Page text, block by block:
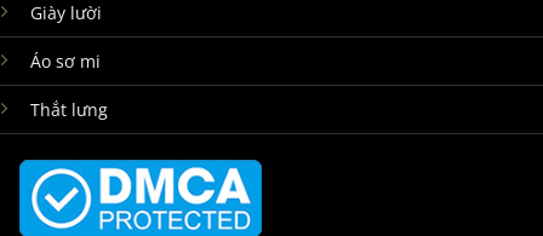
Giày lười
Áo sơ mi
Thắt lưng